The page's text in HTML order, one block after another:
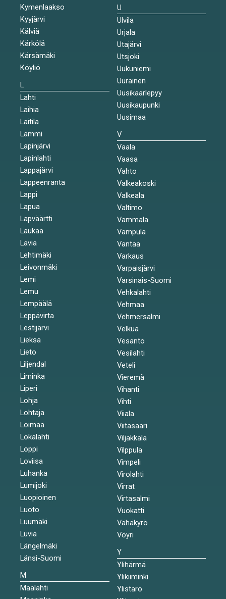
Kymenlaakso
Kyyjärvi
Kälviä
Kärkölä
Kärsämäki
Köyliö
L
Lahti
Laihia
Laitila
Lammi
Lapinjärvi
Lapinlahti
Lappajärvi
Lappeenranta
Lappi
Lapua
Lapväärtti
Laukaa
Lavia
Lehtimäki
Leivonmäki
Lemi
Lemu
Lempäälä
Leppävirta
Lestijärvi
Lieksa
Lieto
Liljendal
Liminka
Liperi
Lohja
Lohtaja
Loimaa
Lokalahti
Loppi
Loviisa
Luhanka
Lumijoki
Luopioinen
Luoto
Luumäki
Luvia
Längelmäki
Länsi-Suomi
M
Maalahti
U
Ulvila
Urjala
Utajärvi
Utsjoki
Uukuniemi
Uurainen
Uusikaarlepyy
Uusikaupunki
Uusimaa
V
Vaala
Vaasa
Vahto
Valkeakoski
Valkeala
Valtimo
Vammala
Vampula
Vantaa
Varkaus
Varpaisjärvi
Varsinais-Suomi
Vehkalahti
Vehmaa
Vehmersalmi
Velkua
Vesanto
Vesilahti
Veteli
Vieremä
Vihanti
Vihti
Viiala
Viitasaari
Viljakkala
Vilppula
Vimpeli
Virolahti
Virrat
Virtasalmi
Vuokatti
Vähäkyrö
Vöyri
Y
Ylihärmä
Ylikiiminki
Ylistaro